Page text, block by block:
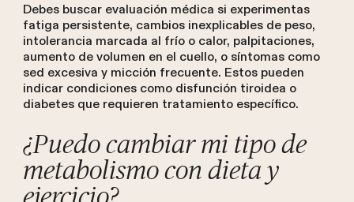
Debes buscar evaluación médica si experimentas
fatiga persistente, cambios inexplicables de peso,
intolerancia marcada al frío o calor, palpitaciones,
aumento de volumen en el cuello, o síntomas como
sed excesiva y micción frecuente. Estos pueden
indicar condiciones como disfunción tiroidea o
diabetes que requieren tratamiento específico.
¿Puedo cambiar mi tipo de
metabolismo con dieta y